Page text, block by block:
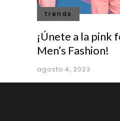
trends
¡Únete a la pink
Men’s Fashion!
agosto 4, 2023